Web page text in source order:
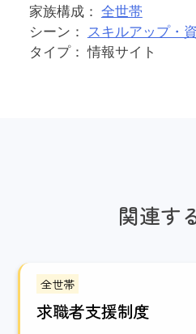
家族構成： 全世帯
シーン： スキルアップ・
タイプ： 情報サイト
関連す
全世帯
求職者支援制度